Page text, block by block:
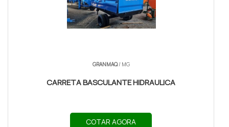
GRANMAQ/ MG
CARRETA BASCULANTE HIDRAULICA
COTAR AGORA